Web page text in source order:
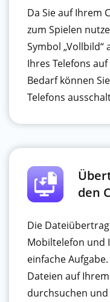
Da Sie auf Ihrem
zum Spielen
Symbol
Ihres Telefons
Bedarf können
Telefons
den
Die
Mobiltelefon und
einfache
Dateien auf
durchsuchen